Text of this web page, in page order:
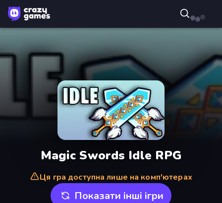
Magic Swords Idle RPG
Ця гра доступна лише на комп'ютерах
Показати інші ігри